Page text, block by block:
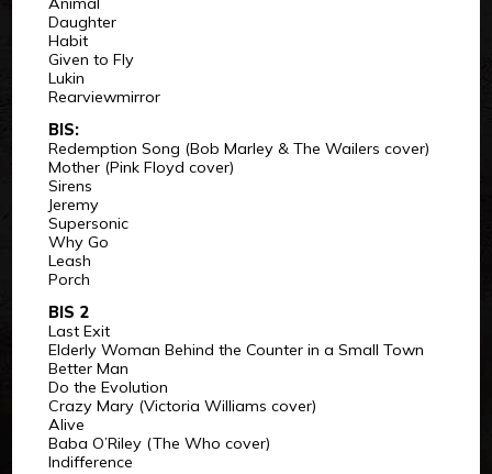
Daughter
Habit
Given to Fly
Lukin
Rearviewmirror
BIS:
Redemption Song (Bob Marley & The Wailers cover)
Mother (Pink Floyd cover)
Sirens
Jeremy
Supersonic
Why Go
Leash
Porch
BIS 2
Last Exit
Elderly Woman Behind the Counter in a Small Town
Better Man
Do the Evolution
Crazy Mary (Victoria Williams cover)
Alive
Baba O’Riley (The Who cover)
Indifference